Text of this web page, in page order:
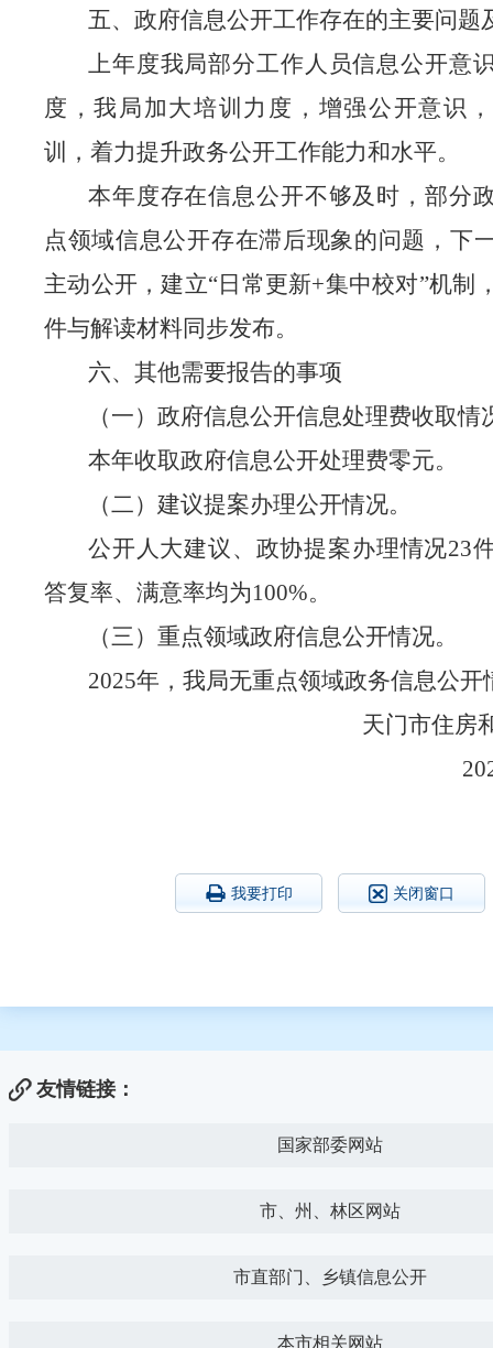
五、 政府信息公开工作存在的主要问题
上年度我局部分工作人员信息公开意
度，我局加大培训力度，增强公开意识
训，着力提升政务公开工作能力和水平。
本年度存在信息公开不够及时，部分
点领域信息公开存在滞后现象的问题，下
主动公开，建立“日常更新+集中校对”机制
件与解读材料同步发布。
六、其他需要报告的事项
（一）政府信息公开信息处理费收取情
本年收取政府信息公开处理费零元。
（二）建议提案办理公开情况。
公开人大建议、政协提案办理情况23
答复率、满意率均为100%。
（三）重点领域政府信息公开情况。
2025年， 我局无重点领域政务信息公开
天门市住房
我要打印 关闭窗口
友情链接：
国家部委网站
市、州、林区网站
市直部门、乡镇信息公开
本市相关网站